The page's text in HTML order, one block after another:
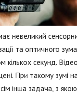
невеликий
та оптичного
секунд.
При такому зумі
інша задача, з